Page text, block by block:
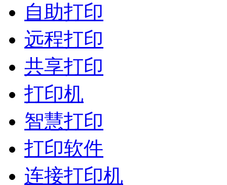
自助打印
远程打印
共享打印
打印机
智慧打印
打印软件
连接打印机